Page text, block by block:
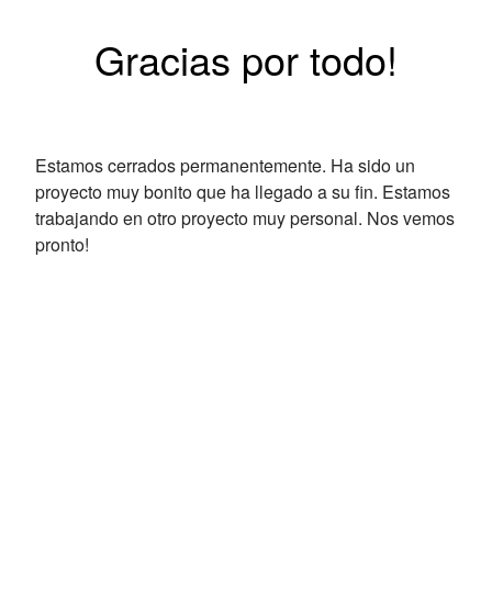
Gracias por todo!
Estamos cerrados permanentemente. Ha sido un
proyecto muy bonito que ha llegado a su fin. Estamos
trabajando en otro proyecto muy personal. Nos vemos
pronto!